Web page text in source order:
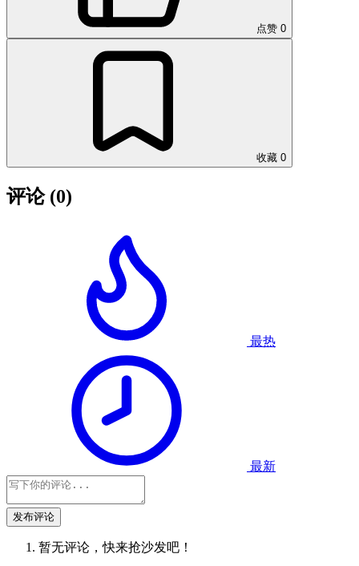
点赞 0
收藏 0
评论 (0)
最热
最新
发布评论
暂无评论，快来抢沙发吧！